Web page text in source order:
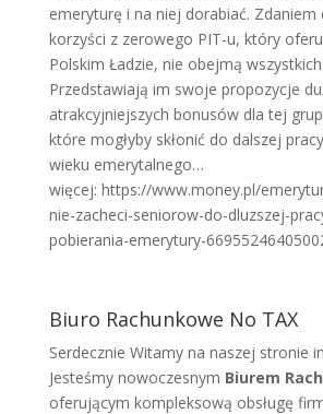
emeryturę i na niej dorabiać. Zdaniem
korzyści z zerowego PIT-u, który
Polskim Ładzie, nie obejmą
Przedstawiają im swoje propozycje
atrakcyjniejszych bonusów dla tej
które mogłyby skłonić do dalszej
wieku emerytalnego…
więcej: https://www.money.pl/
nie-zacheci-seniorow-do-dluzszej-
pobierania-emerytury-
Biuro Rachunkowe No TAX
Serdecznie Witamy na naszej stronie
Jesteśmy nowoczesnym Biurem
oferującym kompleksową obsługę